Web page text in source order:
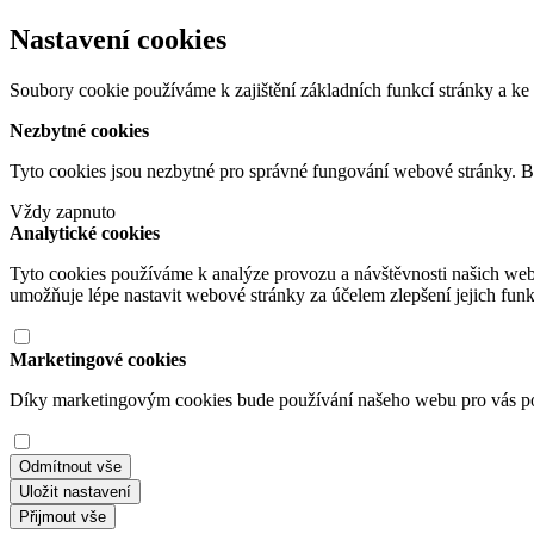
Nastavení cookies
Soubory cookie používáme k zajištění základních funkcí stránky a
Nezbytné cookies
Tyto cookies jsou nezbytné pro správné fungování webové stránky.
Vždy zapnuto
Analytické cookies
Tyto cookies používáme k analýze provozu a návštěvnosti našich
umožňuje lépe nastavit webové stránky za účelem zlepšení jejich
Marketingové cookies
Díky marketingovým cookies bude používání našeho webu pro vás
Odmítnout vše
Uložit nastavení
Přijmout vše